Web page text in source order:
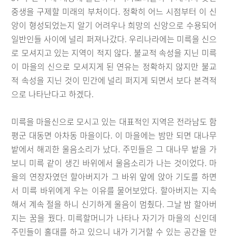
중생을 구제할 미래의 부처이다. 정확히 어느 시점부터 이 신
앙이 형성되었는지 알기 어려우나 희망의 신앙으로 수용되어
일반인들 사이에 널리 퍼져나갔다. 우리나라에는 미륵을 신으
로 모셔지고 있는 지역이 적지 않다. 불교적 속성을 지닌 미륵
이 마을의 신으로 모셔지게 된 연유는 정확하지 않지만 불교
적 속성을 지닌 것이 민간에 널리 퍼지게 되면서 보다 본격적
으로 나타난다고 하겠다.
미륵을 마을신으로 모시고 있는 대표적인 지역은 전라남도 함
평군 대동면 아차동 마을이다. 이 마을에는 밤만 되면 대나무
밭에서 해괴한 울음소리가 났다. 주민들은 그 대나무 밭을 가
보니 미륵 같이 생긴 바위에서 울음소리가 나는 것이었다. 마
을의 연장자였던 할아버지가 그 바위 앞에 앉아 기도를 하면
서 미륵 바위에게 우는 이유를 물어보았다. 할아버지는 지속
해서 계속 절을 하니 신기하게 울음이 멈췄다. 그날 밤 할아버
지는 꿈을 꿨다. 미륵할머니가 나타나 자기가 마을의 신인데
주민들이 홀대를 하고 있으니 내가 기거할 수 있는 공간을 만